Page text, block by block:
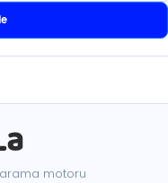
arama motoru